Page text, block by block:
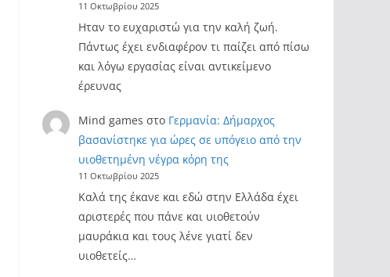
11 Οκτωβρίου 2025
Ηταν το ευχαριστώ για την καλή ζωή.
Πάντως έχει ενδιαφέρον τι παίζει από πίσω
και λόγω εργασίας είναι αντικείμενο
έρευνας
Mind games στο Γερμανία: Δήμαρχος
βασανίστηκε για ώρες σε υπόγειο από την
υιοθετημένη νέγρα κόρη της
11 Οκτωβρίου 2025
Καλά της έκανε και εδώ στην Ελλάδα έχει
αριστερές που πάνε και υιοθετούν
μαυράκια και τους λένε γιατί δεν
υιοθετείς…